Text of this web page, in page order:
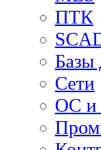
ПТК
Базы
Сети
ОС и